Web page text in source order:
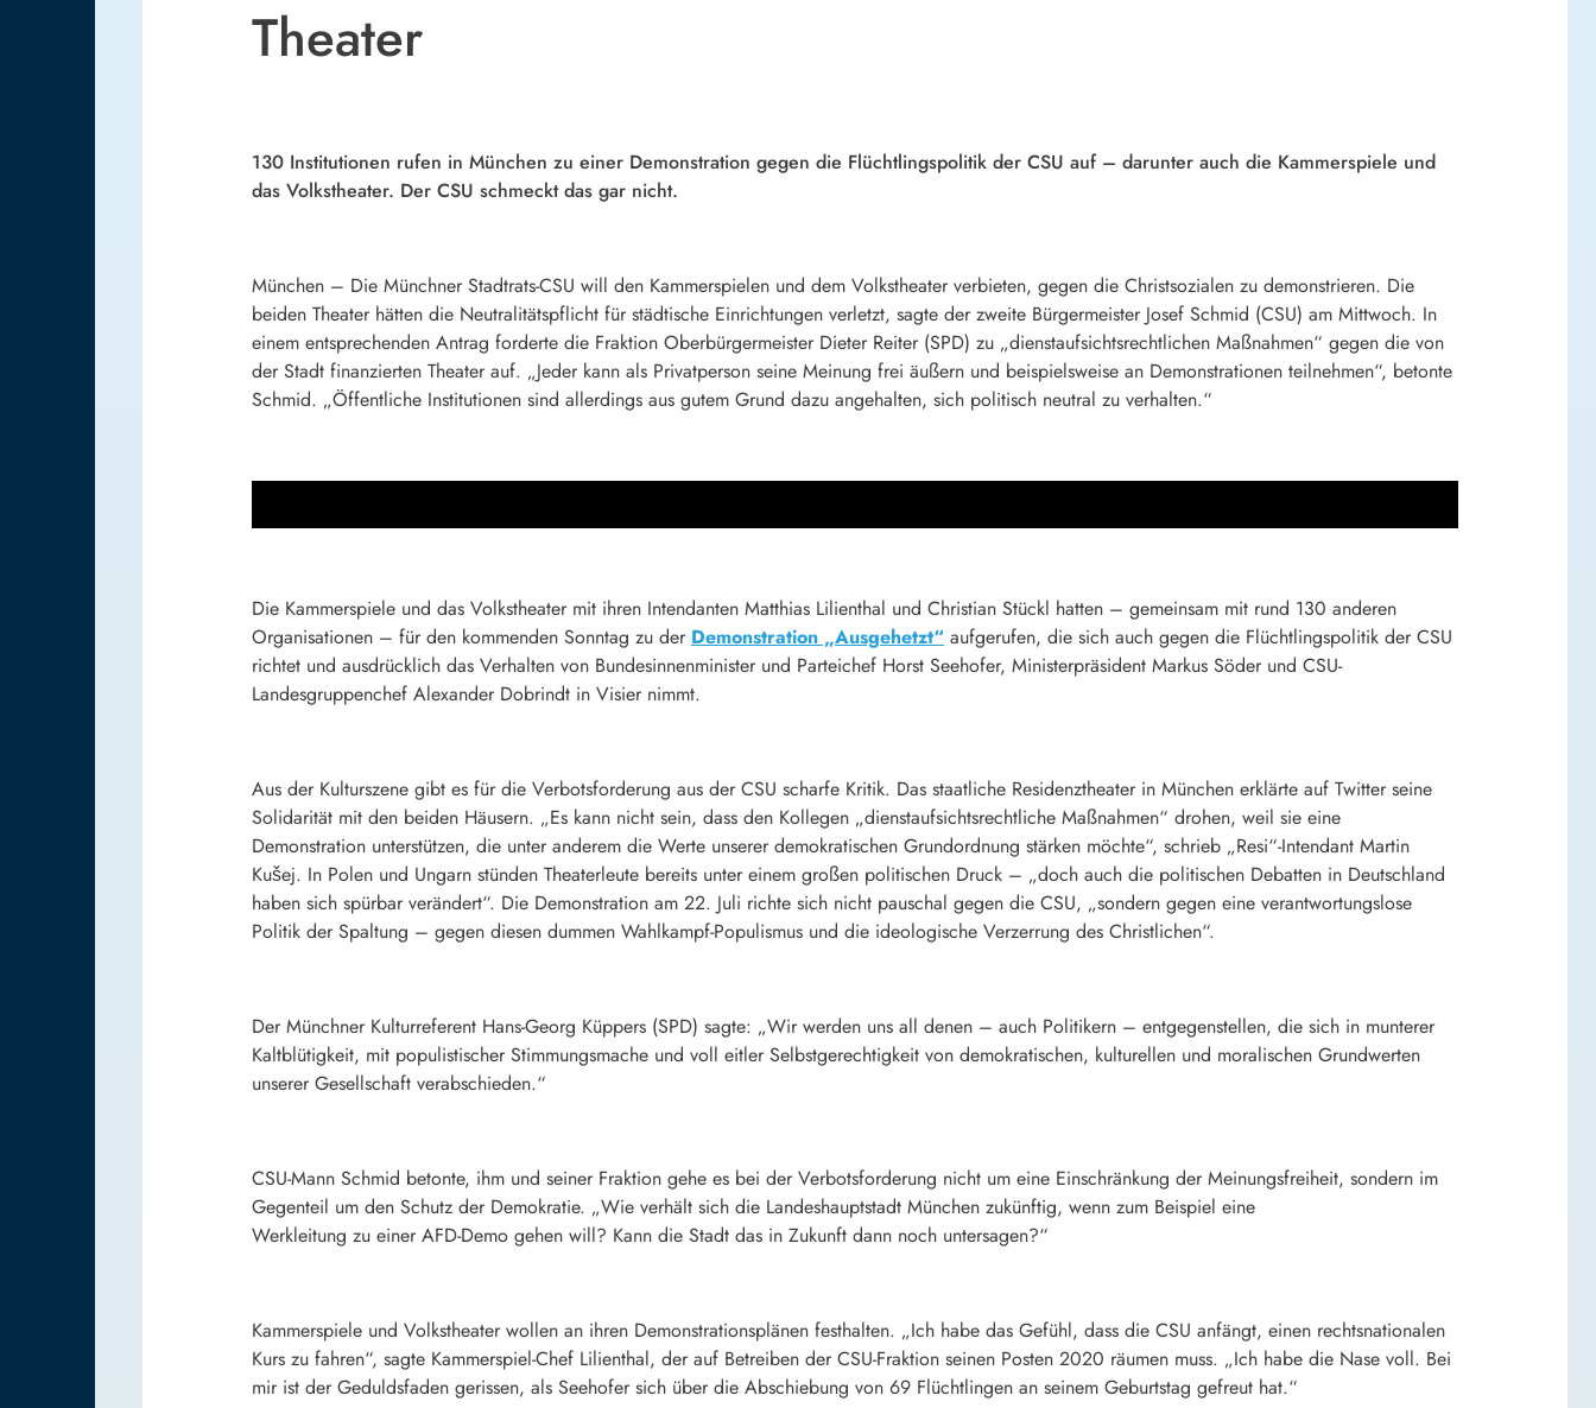
Theater
130 Institutionen rufen in München zu einer Demonstration gegen die Flüchtlingspolitik der CSU auf – darunter auch die Kammerspiele und
das Volkstheater. Der CSU schmeckt das gar nicht.
München – Die Münchner Stadtrats-CSU will den Kammerspielen und dem Volkstheater verbieten, gegen die Christsozialen zu demonstrieren. Die
beiden Theater hätten die Neutralitätspflicht für städtische Einrichtungen verletzt, sagte der zweite Bürgermeister Josef Schmid (CSU) am Mittwoch. In
einem entsprechenden Antrag forderte die Fraktion Oberbürgermeister Dieter Reiter (SPD) zu „dienstaufsichtsrechtlichen Maßnahmen“ gegen die von
der Stadt finanzierten Theater auf. „Jeder kann als Privatperson seine Meinung frei äußern und beispielsweise an Demonstrationen teilnehmen“, betonte
Schmid. „Öffentliche Institutionen sind allerdings aus gutem Grund dazu angehalten, sich politisch neutral zu verhalten.“
Die Kammerspiele und das Volkstheater mit ihren Intendanten Matthias Lilienthal und Christian Stückl hatten – gemeinsam mit rund 130 anderen
Organisationen – für den kommenden Sonntag zu der Demonstration „Ausgehetzt“ aufgerufen, die sich auch gegen die Flüchtlingspolitik der CSU
richtet und ausdrücklich das Verhalten von Bundesinnenminister und Parteichef Horst Seehofer, Ministerpräsident Markus Söder und CSU-
Landesgruppenchef Alexander Dobrindt in Visier nimmt.
Aus der Kulturszene gibt es für die Verbotsforderung aus der CSU scharfe Kritik. Das staatliche Residenztheater in München erklärte auf Twitter seine
Solidarität mit den beiden Häusern. „Es kann nicht sein, dass den Kollegen „dienstaufsichtsrechtliche Maßnahmen“ drohen, weil sie eine
Demonstration unterstützen, die unter anderem die Werte unserer demokratischen Grundordnung stärken möchte“, schrieb „Resi“-Intendant Martin
Kušej. In Polen und Ungarn stünden Theaterleute bereits unter einem großen politischen Druck – „doch auch die politischen Debatten in Deutschland
haben sich spürbar verändert“. Die Demonstration am 22. Juli richte sich nicht pauschal gegen die CSU, „sondern gegen eine verantwortungslose
Politik der Spaltung – gegen diesen dummen Wahlkampf-Populismus und die ideologische Verzerrung des Christlichen“.
Der Münchner Kulturreferent Hans-Georg Küppers (SPD) sagte: „Wir werden uns all denen – auch Politikern – entgegenstellen, die sich in munterer
Kaltblütigkeit, mit populistischer Stimmungsmache und voll eitler Selbstgerechtigkeit von demokratischen, kulturellen und moralischen Grundwerten
unserer Gesellschaft verabschieden.“
CSU-Mann Schmid betonte, ihm und seiner Fraktion gehe es bei der Verbotsforderung nicht um eine Einschränkung der Meinungsfreiheit, sondern im
Gegenteil um den Schutz der Demokratie. „Wie verhält sich die Landeshauptstadt München zukünftig, wenn zum Beispiel eine
Werkleitung zu einer AFD-Demo gehen will? Kann die Stadt das in Zukunft dann noch untersagen?“
Kammerspiele und Volkstheater wollen an ihren Demonstrationsplänen festhalten. „Ich habe das Gefühl, dass die CSU anfängt, einen rechtsnationalen
Kurs zu fahren“, sagte Kammerspiel-Chef Lilienthal, der auf Betreiben der CSU-Fraktion seinen Posten 2020 räumen muss. „Ich habe die Nase voll. Bei
mir ist der Geduldsfaden gerissen, als Seehofer sich über die Abschiebung von 69 Flüchtlingen an seinem Geburtstag gefreut hat.“